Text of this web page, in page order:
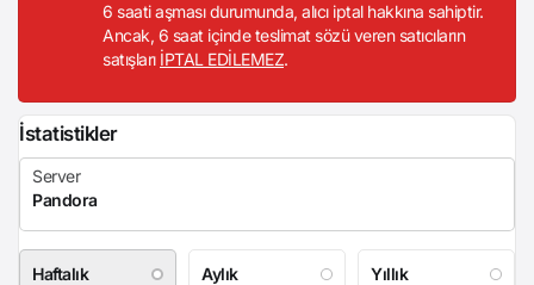
6 saati aşması durumunda, alıcı iptal hakkına sahiptir.
Ancak, 6 saat içinde teslimat sözü veren satıcıların
satışları İPTAL EDİLEMEZ.
İstatistikler
Haftalık Aylık Yıllık